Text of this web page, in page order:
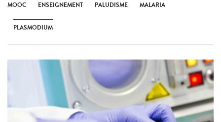
MOOC ENSEIGNEMENT PALUDISME MALARIA
PLASMODIUM